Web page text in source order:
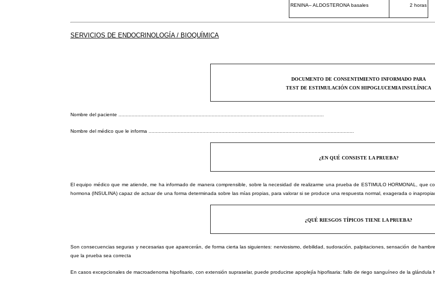
RENINA– ALDOSTERONA basales 2 horas
SERVICIOS DE ENDOCRINOLOGÍA / BIOQUÍMICA
DOCUMENTO DE CONSENTIMIENTO INFORMADO PARA
TEST DE ESTIMULACIÓN CON HIPOGLUCEMIA INSULÍNICA
Nombre del paciente .............................................................................................................................................
Nombre del médico que le informa .............................................................................................................................................
¿EN QUÉ CONSISTE LA PRUEBA?
El equipo médico que me atiende, me ha informado de manera comprensible, sobre la necesidad de realizarme una prueba de ESTIMULO HORMONAL, que
hormona (INSULINA) capaz de actuar de una forma determinada sobre las mías propias, para valorar si se produce una respuesta normal, exagerada o
¿QUÉ RIESGOS TÍPICOS TIENE LA PRUEBA?
Son consecuencias seguras y necesarias que aparecerán, de forma cierta las siguientes: nerviosismo, debilidad, sudoración, palpitaciones, sensación de
que la prueba sea correcta
En casos excepcionales de macroadenoma hipofisario, con extensión supraselar, puede producirse apoplejía hipofisaria: fallo de riego sanguíneo de la glándula